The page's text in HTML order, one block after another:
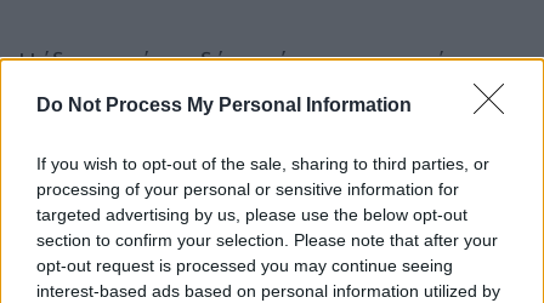
Do Not Process My Personal Information
If you wish to opt-out of the sale, sharing to third parties, or
processing of your personal or sensitive information for
targeted advertising by us, please use the below opt-out
section to confirm your selection. Please note that after your
opt-out request is processed you may continue seeing
interest-based ads based on personal information utilized by
Η ίδια, μετά τις δύο απόπειρες εναντίον της,
δεν τον κατήγγειλεστην αστυνομία και
αποφάσισε να απομακρυνθεί.
Το πιο συγκλονιστικό είναι ότι φαίνεται
ναεπικοινώνησε με την 43χρονηόταν έμαθε
ότι παντρεύτηκαν με τον 55χρονο καιτην
προειδοποίησεγια το βίαιο παρελθόν του.